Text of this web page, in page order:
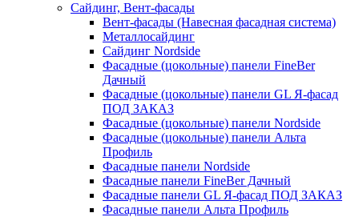
Сайдинг, Вент-фасады
Вент-фасады (Навесная фасадная система)
Металлосайдинг
Сайдинг Nordside
Фасадные (цокольные) панели FineBer
Дачный
Фасадные (цокольные) панели GL Я-фасад
ПОД ЗАКАЗ
Фасадные (цокольные) панели Nordside
Фасадные (цокольные) панели Альта
Профиль
Фасадные панели Nordside
Фасадные панели FineBer Дачный
Фасадные панели GL Я-фасад ПОД ЗАКАЗ
Фасадные панели Альта Профиль